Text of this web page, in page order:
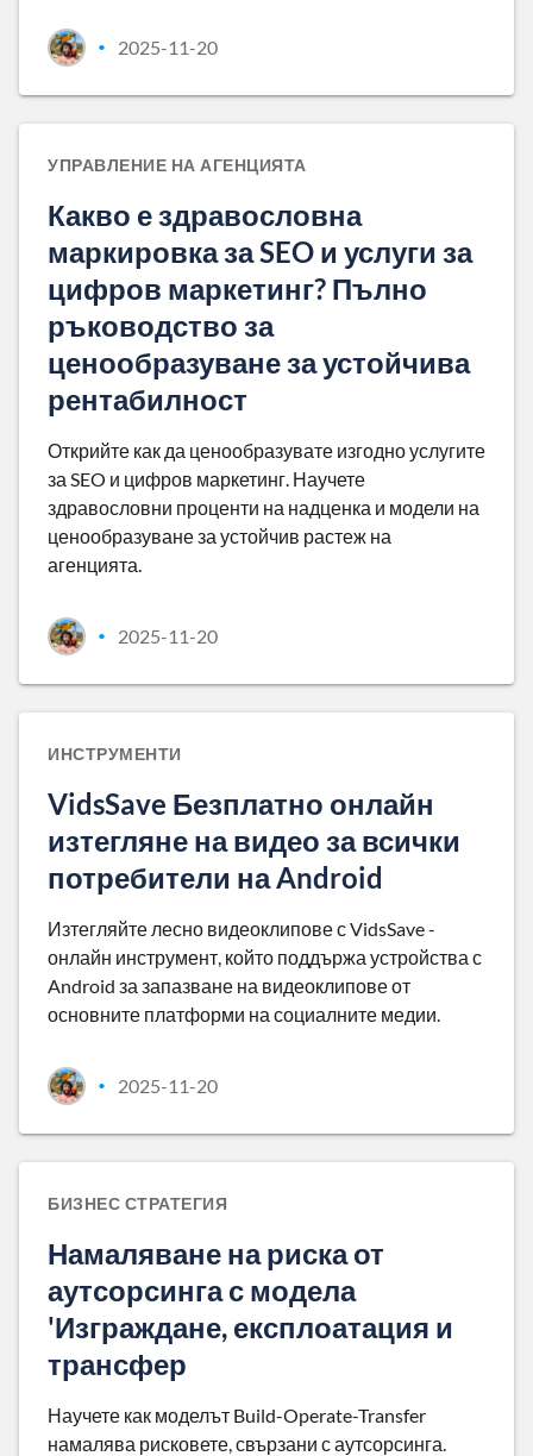
• 2025-11-20
УПРАВЛЕНИЕ НА АГЕНЦИЯТА
Какво е здравословна
маркировка за SEO и услуги за
цифров маркетинг? Пълно
ръководство за
ценообразуване за устойчива
рентабилност
Открийте как да ценообразувате изгодно услугите
за SEO и цифров маркетинг. Научете
здравословни проценти на надценка и модели на
ценообразуване за устойчив растеж на
агенцията.
• 2025-11-20
ИНСТРУМЕНТИ
VidsSave Безплатно онлайн
изтегляне на видео за всички
потребители на Android
Изтегляйте лесно видеоклипове с VidsSave -
онлайн инструмент, който поддържа устройства с
Android за запазване на видеоклипове от
основните платформи на социалните медии.
• 2025-11-20
БИЗНЕС СТРАТЕГИЯ
Намаляване на риска от
аутсорсинга с модела
'Изграждане, експлоатация и
трансфер
Научете как моделът Build-Operate-Transfer
намалява рисковете, свързани с аутсорсинга.